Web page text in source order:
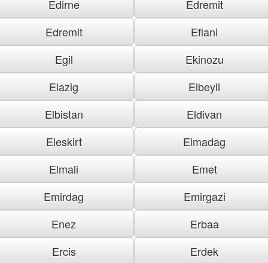
Edirne
Edremit
Edremit
Eflani
Egil
Ekinozu
Elazig
Elbeyli
Elbistan
Eldivan
Eleskirt
Elmadag
Elmali
Emet
Emirdag
Emirgazi
Enez
Erbaa
Ercis
Erdek